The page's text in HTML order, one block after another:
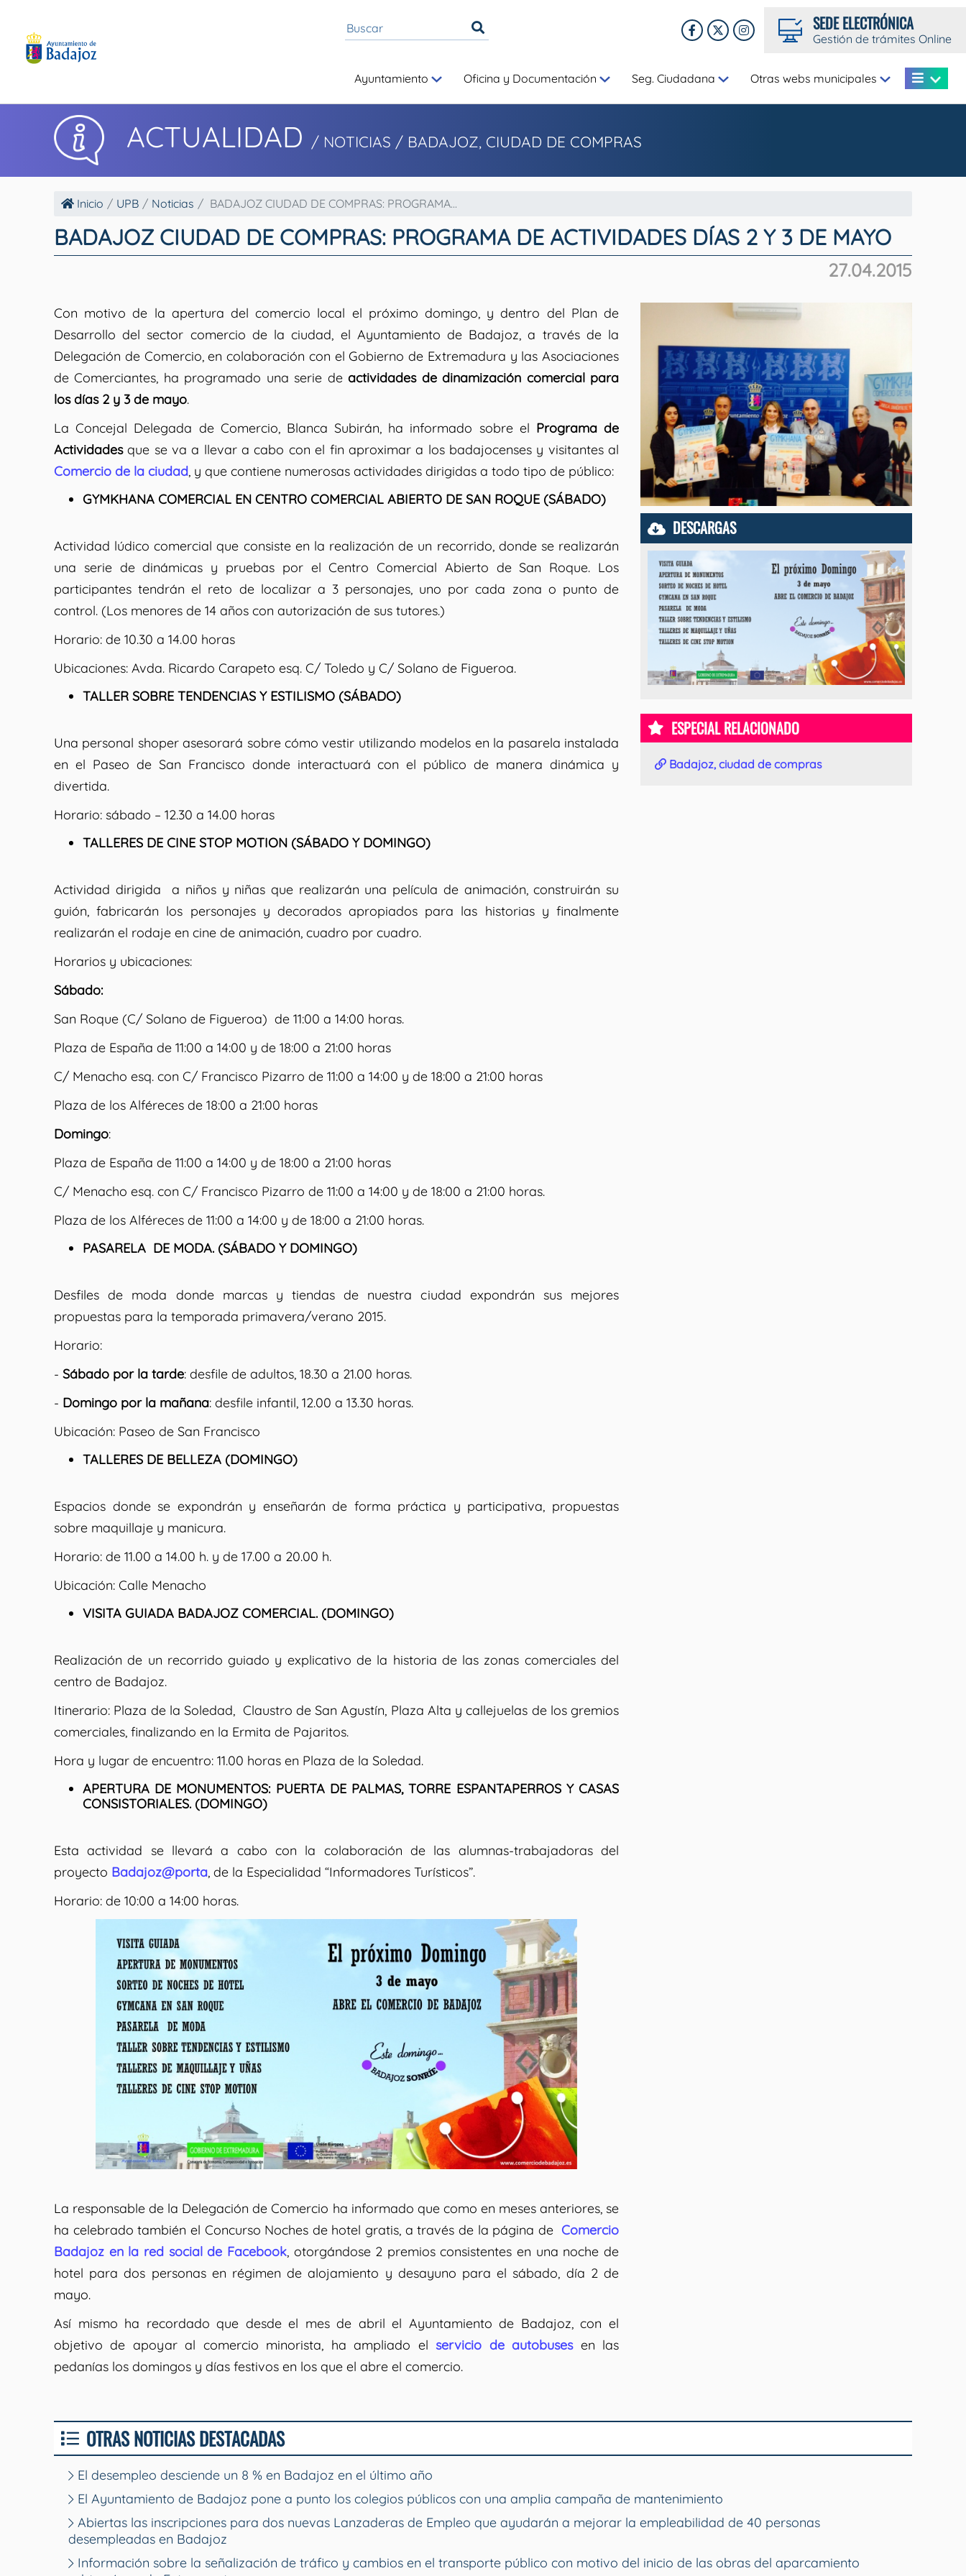
SEDE ELECTRÓNICA
Gestión de trámites Online
Ayuntamiento Oficina y Documentación Seg. Ciudadana Otras webs municipales
ACTUALIDAD / NOTICIAS / BADAJOZ, CIUDAD DE COMPRAS
Inicio UPB Noticias BADAJOZ CIUDAD DE COMPRAS: PROGRAMA...
BADAJOZ CIUDAD DE COMPRAS: PROGRAMA DE ACTIVIDADES DÍAS 2 Y 3 DE MAYO
27.04.2015
Con motivo de la apertura del comercio local el próximo domingo, y dentro del Plan de
Desarrollo del sector comercio de la ciudad, el Ayuntamiento de Badajoz, a través de la
Delegación de Comercio, en colaboración con el Gobierno de Extremadura y las Asociaciones
de Comerciantes, ha programado una serie deactividades de dinamización comercial para
los días 2 y 3 de mayo.
La Concejal Delegada de Comercio, Blanca Subirán, ha informado sobre el Programa de
Actividadesque se va a llevar a cabo con el fin aproximar a los badajocenses y visitantes al
Comercio de la ciudad, y que contiene numerosas actividades dirigidas a todo tipo de público:
GYMKHANA COMERCIAL EN CENTRO COMERCIAL ABIERTO DE SAN ROQUE (SÁBADO)
Actividad lúdico comercial que consiste en la realización de un recorrido, donde se realizarán
una serie de dinámicas y pruebas por el Centro Comercial Abierto de San Roque. Los
participantes tendrán el reto de localizar a 3 personajes, uno por cada zona o punto de
control. (Los menores de 14 años con autorización de sus tutores.)
Horario: de 10.30 a 14.00 horas
Ubicaciones: Avda. Ricardo Carapeto esq. C/ Toledo y C/ Solano de Figueroa.
TALLER SOBRE TENDENCIAS Y ESTILISMO (SÁBADO)
Una personal shoper asesorará sobre cómo vestir utilizando modelos en la pasarela instalada
en el Paseo de San Francisco donde interactuará con el público de manera dinámica y
divertida.
Horario: sábado – 12.30 a 14.00 horas
TALLERES DE CINE STOP MOTION (SÁBADO Y DOMINGO)
Actividad dirigida a niños y niñas que realizarán una película de animación, construirán su
guión, fabricarán los personajes y decorados apropiados para las historias y finalmente
realizarán el rodaje en cine de animación, cuadro por cuadro.
Horarios y ubicaciones:
Sábado:
San Roque (C/ Solano de Figueroa) de 11:00 a 14:00 horas.
Plaza de España de 11:00 a 14:00 y de 18:00 a 21:00 horas
C/ Menacho esq. con C/ Francisco Pizarro de 11:00 a 14:00 y de 18:00 a 21:00 horas
Plaza de los Alféreces de 18:00 a 21:00 horas
Domingo:
Plaza de España de 11:00 a 14:00 y de 18:00 a 21:00 horas
C/ Menacho esq. con C/ Francisco Pizarro de 11:00 a 14:00 y de 18:00 a 21:00 horas.
Plaza de los Alféreces de 11:00 a 14:00 y de 18:00 a 21:00 horas.
PASARELA DE MODA. (SÁBADO Y DOMINGO)
Desfiles de moda donde marcas y tiendas de nuestra ciudad expondrán sus mejores
propuestas para la temporada primavera/verano 2015.
Horario:
- Sábado por la tarde: desfile de adultos, 18.30 a 21.00 horas.
- Domingo por la mañana: desfile infantil, 12.00 a 13.30 horas.
Ubicación: Paseo de San Francisco
TALLERES DE BELLEZA (DOMINGO)
Espacios donde se expondrán y enseñarán de forma práctica y participativa, propuestas
sobre maquillaje y manicura.
Horario: de 11.00 a 14.00 h. y de 17.00 a 20.00 h.
Ubicación: Calle Menacho
VISITA GUIADA BADAJOZ COMERCIAL. (DOMINGO)
Realización de un recorrido guiado y explicativo de la historia de las zonas comerciales del
centro de Badajoz.
Itinerario: Plaza de la Soledad, Claustro de San Agustín, Plaza Alta y callejuelas de los gremios
comerciales, finalizando en la Ermita de Pajaritos.
Hora y lugar de encuentro: 11.00 horas en Plaza de la Soledad.
APERTURA DE MONUMENTOS: PUERTA DE PALMAS, TORRE ESPANTAPERROS Y CASAS
CONSISTORIALES. (DOMINGO)
Esta actividad se llevará a cabo con la colaboración de las alumnas-trabajadoras del
proyecto Badajoz@porta, de la Especialidad “Informadores Turísticos”.
Horario: de 10:00 a 14:00 horas.
La responsable de la Delegación de Comercio ha informado que como en meses anteriores, se
ha celebrado también el Concurso Noches de hotel gratis, a través de la página de Comercio
Badajoz en la red social de Facebook, otorgándose 2 premios consistentes en una noche de
hotel para dos personas en régimen de alojamiento y desayuno para el sábado, día 2 de
mayo.
Así mismo ha recordado que desde el mes de abril el Ayuntamiento de Badajoz, con el
objetivo de apoyar al comercio minorista, ha ampliado el servicio de autobusesen las
pedanías los domingos y días festivos en los que el abre el comercio.
DESCARGAS
ESPECIAL RELACIONADO
Badajoz, ciudad de compras
OTRAS NOTICIAS DESTACADAS
El desempleo desciende un 8 % en Badajoz en el último año
El Ayuntamiento de Badajoz pone a punto los colegios públicos con una amplia campaña de mantenimiento
Abiertas las inscripciones para dos nuevas Lanzaderas de Empleo que ayudarán a mejorar la empleabilidad de 40 personas
desempleadas en Badajoz
Información sobre la señalización de tráfico y cambios en el transporte público con motivo del inicio de las obras del aparcamiento